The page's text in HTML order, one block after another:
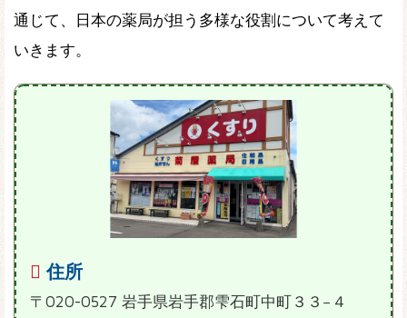
通じて、日本の薬局が担う多様な役割について考えて
いきます。
住所
〒020-0527 岩手県岩手郡雫石町中町３３−４